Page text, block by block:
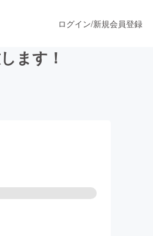
ログイン/新規会員登録
ます！